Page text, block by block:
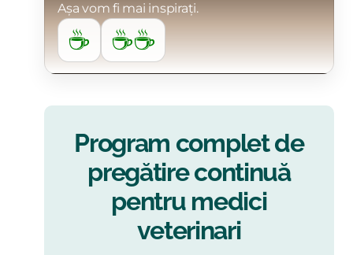
Așa vom fi mai inspirați.
☕ ☕☕
Program complet de
pregătire continuă
pentru medici
veterinari